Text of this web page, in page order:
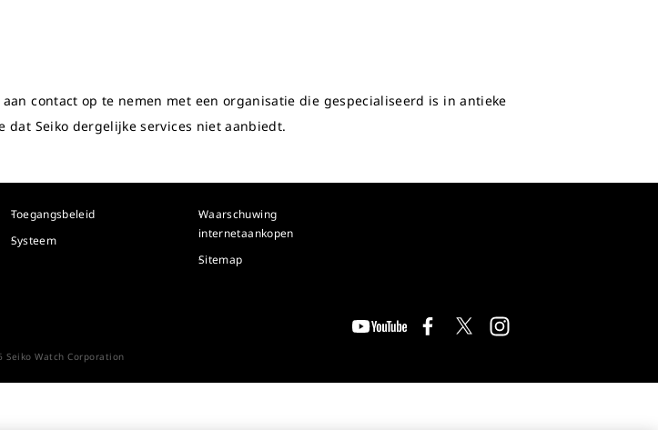
contact op te nemen met een organisatie die gespecialiseerd is in antieke
Seiko dergelijke services niet aanbiedt.
Toegangsbeleid
Systeem
Waarschuwing
internetaankopen
Sitemap
Seiko Watch Corporation